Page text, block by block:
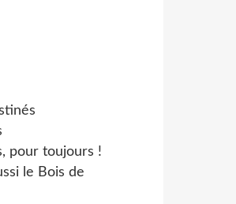
pour toujours !
le Bois de